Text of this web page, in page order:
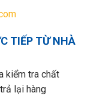
TIẾP TỪ NHÀ
kiểm tra chất
lại hàng